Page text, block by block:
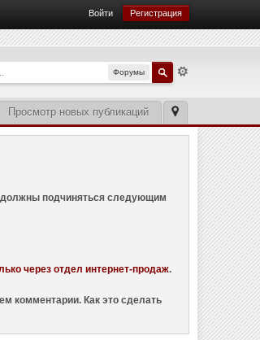
Войти Регистрация
Форумы
Просмотр новых публикаций
должны подчиняться следующим
через отдел интернет-продаж.
комментарии. Как это сделать